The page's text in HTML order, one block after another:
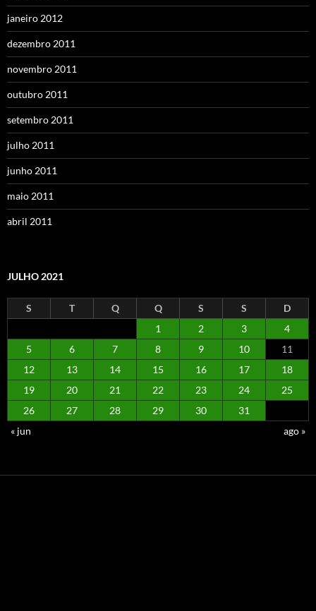
janeiro 2012
dezembro 2011
novembro 2011
outubro 2011
setembro 2011
julho 2011
junho 2011
maio 2011
abril 2011
JULHO 2021
S T Q Q S S
D
1
2 3
4
5
6 7 8 9 10
11
12
13 14 15 16 17
18
19
20 21 22 23 24
25
26
27 28 29 30
31
« jun
ago »